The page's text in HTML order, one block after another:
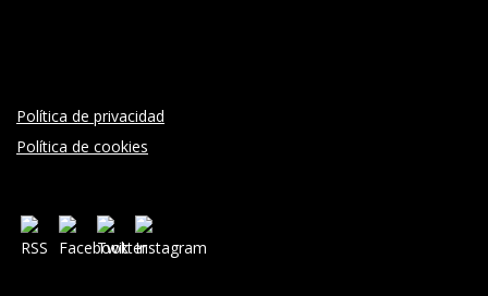
Política de privacidad
Política de cookies